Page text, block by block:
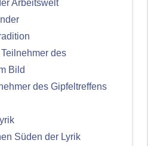
Arbeitswelt
des
Bild
des Gipfeltreffens
Süden der Lyrik